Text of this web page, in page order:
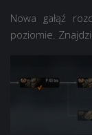
Nowa gałąź
poziomie.